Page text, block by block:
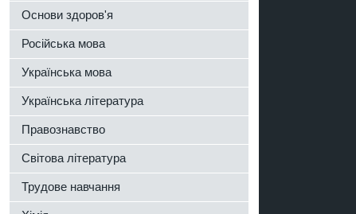
Основи здоров'я
Російська мова
Українська мова
Українська література
Правознавство
Світова література
Трудове навчання